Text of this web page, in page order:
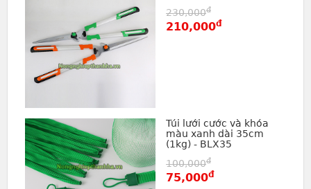
230,000đ
210,000đ
Túi lưới cước và khóa
màu xanh dài 35cm
(1kg) - BLX35
100,000đ
75,000đ